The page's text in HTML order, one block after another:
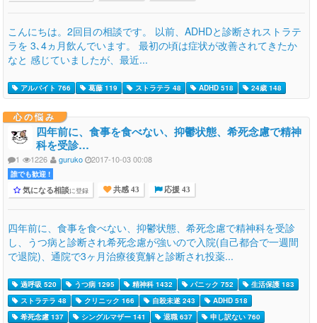
こんにちは。2回目の相談です。 以前、ADHDと診断されストラテ
ラを 3､4ヵ月飲んでいます。 最初の頃は症状が改善されてきたか
なと 感じていましたが、最近...
アルバイト 766 葛藤 119 ストラテラ 48 ADHD 518 24歳 148
心の悩み
四年前に、食事を食べない、抑鬱状態、希死念慮で精神
科を受診…
1 1226 guruko 2017-10-03 00:08
誰でも歓迎 !
気になる相談に登録 共感 43 応援 43
四年前に、食事を食べない、抑鬱状態、希死念慮で精神科を受診
し、うつ病と診断され希死念慮が強いので入院(自己都合で一週間
で退院)、通院で3ヶ月治療後寛解と診断され投薬...
過呼吸 520 うつ病 1295 精神科 1432 パニック 752
生活保護 183
ストラテラ 48
クリニック 166 自殺未遂 243
ADHD 518
希死念慮 137
シングルマザー 141 退職 637
申し訳ない 760